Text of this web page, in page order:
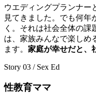
ウエディングプランナー
見てきました。でも何年
く。それは社会全体の課
は、家族みんなで楽しめ
ます。 家庭が幸せだと、
Story 03 / Sex Ed
性教育ママ